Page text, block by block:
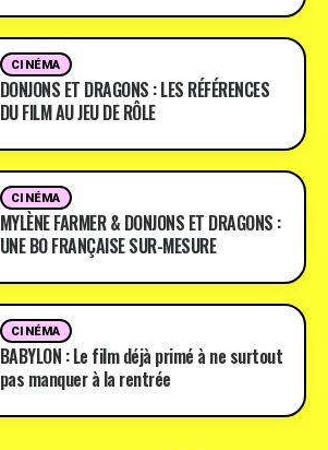
CINÉMA
DONJONS ET DRAGONS : LES RÉFÉRENCES
DU FILM AU JEU DE RÔLE
CINÉMA
MYLÈNE FARMER & DONJONS ET DRAGONS :
UNE BO FRANÇAISE SUR-MESURE
CINÉMA
BABYLON : Le film déjà primé à ne surtout
pas manquer à la rentrée